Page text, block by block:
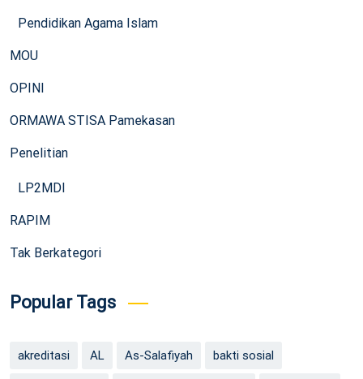
Pendidikan Agama Islam
MOU
OPINI
ORMAWA STISA Pamekasan
Penelitian
LP2MDI
RAPIM
Tak Berkategori
Popular Tags
akreditasi AL As-Salafiyah bakti sosial